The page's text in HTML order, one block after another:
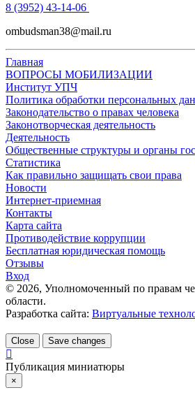
8 (3952) 43-14-06
ombudsman38@mail.ru
Главная
ВОПРОСЫ МОБИЛИЗАЦИИ
Институт УПЧ
Политика обработки персональных
Законодательство о правах человека
Законотворческая деятельность
Деятельность
Общественные структуры и органы
Статистика
Как правильно защищать свои права
Новости
Интернет-приемная
Контакты
Карта сайта
Противодействие коррупции
Бесплатная юридическая помощь
Отзывы
Вход
© 2026, Уполномоченный по правам
области.
Разработка сайта: Виртуальные
Close Save changes
Публикация миниатюры
×